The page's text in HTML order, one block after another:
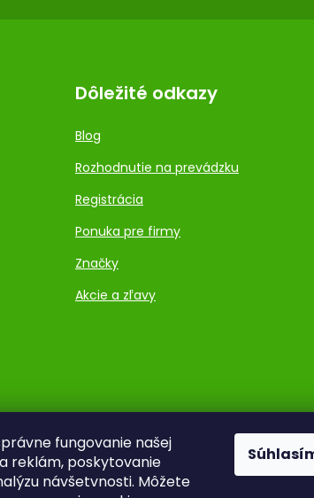
fungovanie našej
reklám, poskytovanie
návšetvnosti. Môžete
Dôležité odkazy
Blog
Rozhodnutie na prevádzku
Registrácia
Ponuka pre firmy
Značky
Akcie a zľavy